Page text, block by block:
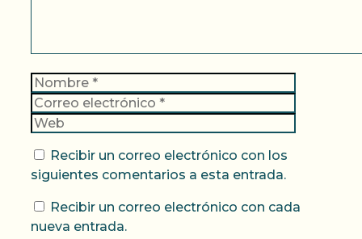
Nombre
Recibir un correo electrónico con los
siguientes comentarios a esta entrada.
Recibir un correo electrónico con cada
nueva entrada.